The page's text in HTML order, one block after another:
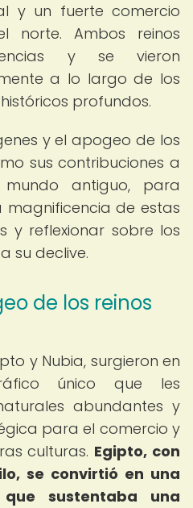
y un fuerte comercio
norte. Ambos reinos
y se vieron
a lo largo de los
profundos.
y el apogeo de los
sus contribuciones a
antiguo, para
de estas
y reflexionar sobre los
su declive.
de los reinos
y Nubia, surgieron en
único que les
abundantes y
para el comercio y
culturas. Egipto, con
se convirtió en una
sustentaba una